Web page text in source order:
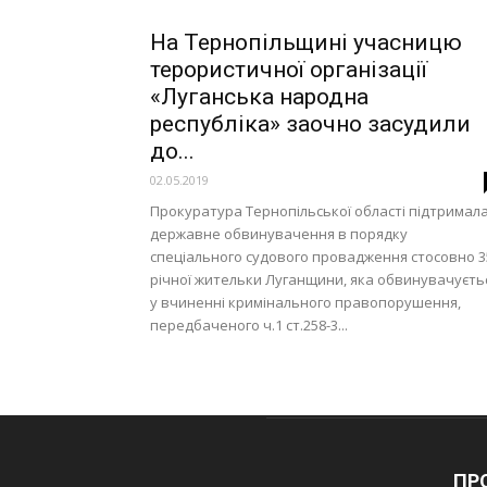
На Тернопільщині учасницю
терористичної організації
«Луганська народна
республіка» заочно засудили
до...
02.05.2019
Прокуратура Тернопільської області підтримала
державне обвинувачення в порядку
спеціального судового провадження стосовно
річної жительки Луганщини, яка
у вчиненні кримінального правопорушення,
передбаченого ч.1 ст.258-3...